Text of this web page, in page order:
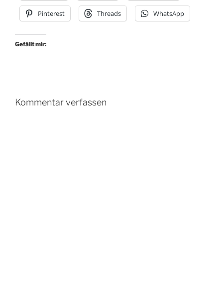
Pinterest Threads WhatsApp
Gefällt mir:
Kommentar verfassen